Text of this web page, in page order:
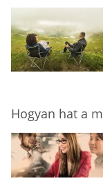
Hogyan hat a